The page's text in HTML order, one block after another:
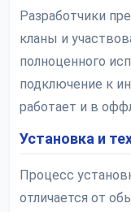
Разработчики
кланы и
полноценного
подключение к
работает и в
Установка и
Процесс
отличается от